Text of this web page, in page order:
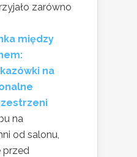
zarówno
między
na
na
od salonu,
przed